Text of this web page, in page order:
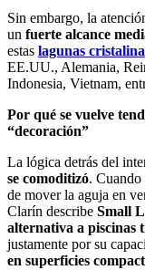
Sin embargo, la
un fuerte alcance
estas lagunas
EE.UU., Alemania,
Indonesia, Vietnam,
Por qué se vuelve
“decoración”
La lógica detrás del
se comoditizó.
de mover la aguja en
Clarín describe Small
alternativa a piscinas
justamente por su
en superficies